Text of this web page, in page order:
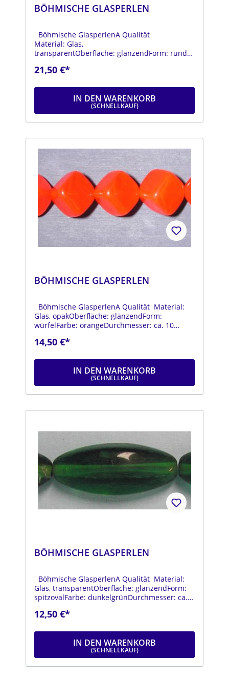
BÖHMISCHE GLASPERLEN
Böhmische GlasperlenA Qualität
Material: Glas,
transparentOberfläche: glänzendForm: rundFa
21,50 €*
IN DEN WARENKORB
BÖHMISCHE GLASPERLEN
Böhmische GlasperlenA Qualität Material:
Glas, opakOberfläche: glänzendForm:
würfelFarbe: orangeDurchmesser: ca. 10
14,50 €*
IN DEN WARENKORB
BÖHMISCHE GLASPERLEN
Böhmische GlasperlenA Qualität Material:
Glas, transparentOberfläche: glänzendForm:
spitzovalFarbe: dunkelgrünDurchmesser: ca.
cm
12,50 €*
IN DEN WARENKORB